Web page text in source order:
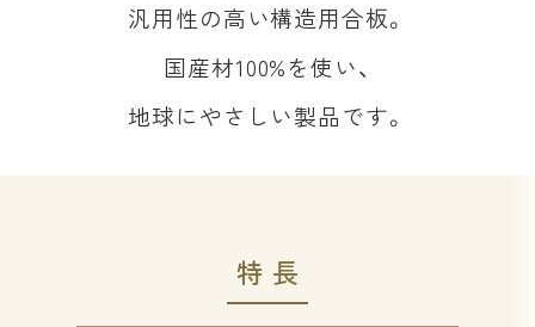
汎用性の高い構造用合板。
国産材100%を使い、
地球にやさしい製品です。
特長